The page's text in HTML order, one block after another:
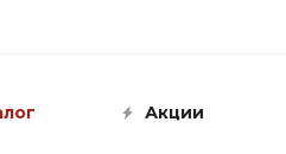
Акции